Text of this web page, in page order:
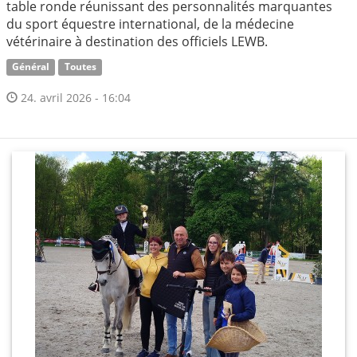
table ronde réunissant des personnalités marquantes
du sport équestre international, de la médecine
vétérinaire à destination des officiels LEWB.
Général Toutes
24. avril 2026 - 16:04